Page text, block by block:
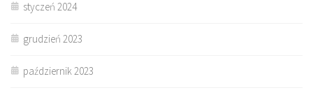
styczeń 2024
grudzień 2023
październik 2023